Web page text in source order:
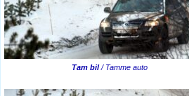
Tam bil/ Tamme auto